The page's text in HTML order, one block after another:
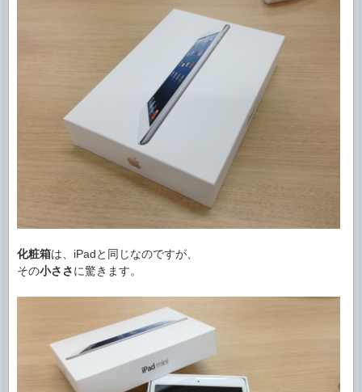
化粧箱は、iPadと同じなのですが、
その小ささに驚きます。